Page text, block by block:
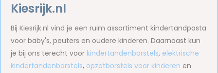
Kiesrijk.nl
Bij Kiesrijk.nl vind je een ruim assortiment kindertandpasta
voor baby's, peuters en oudere kinderen. Daarnaast kun
je bij ons terecht voor kindertandenborstels, elektrische
kindertandenborstels, opzetborstels voor kinderen en